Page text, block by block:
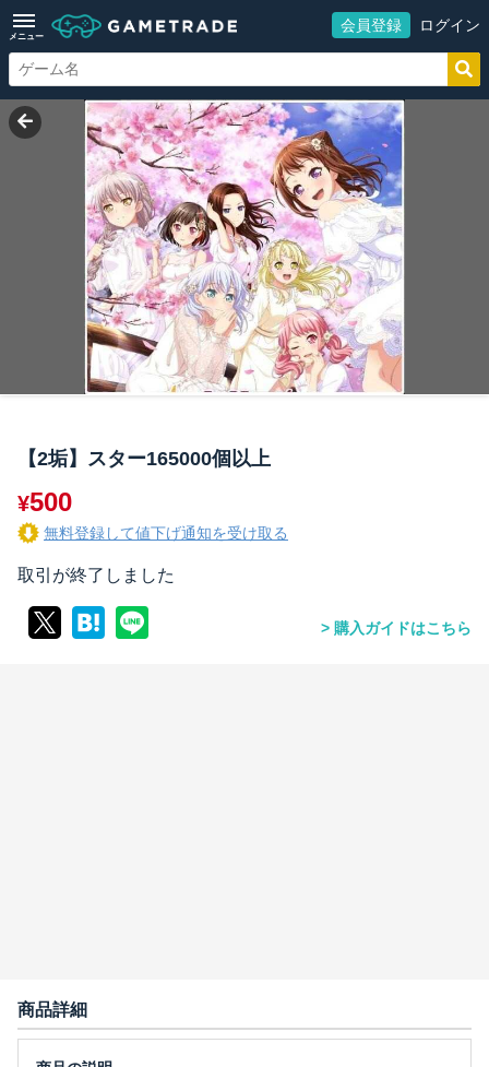
メニュー
会員登録 ログイン
【2垢】スター165000個以上
¥500
無料登録して値下げ通知を受け取る
取引が終了しました
購入ガイドはこちら
商品詳細